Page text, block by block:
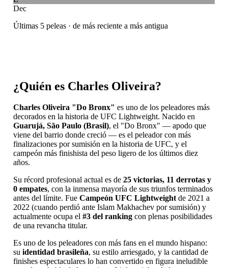
Dec
Últimas 5 peleas · de más reciente a más antigua
¿Quién es Charles Oliveira?
Charles Oliveira "Do Bronx" es uno de los peleadores más
decorados en la historia de UFC Lightweight. Nacido en
Guarujá, São Paulo (Brasil), el "Do Bronx" — apodo que
viene del barrio donde creció — es el peleador con más
finalizaciones por sumisión en la historia de UFC, y el
campeón más finishista del peso ligero de los últimos diez
años.
Su récord profesional actual es de 25 victorias, 11 derrotas y
0 empates, con la inmensa mayoría de sus triunfos terminados
antes del límite. Fue Campeón UFC Lightweightde 2021 a
2022 (cuando perdió ante Islam Makhachev por sumisión) y
actualmente ocupa el #3 del rankingcon plenas posibilidades
de una revancha titular.
Es uno de los peleadores con más fans en el mundo hispano:
su identidad brasileña, su estilo arriesgado, y la cantidad de
finishes espectaculares lo han convertido en figura ineludible